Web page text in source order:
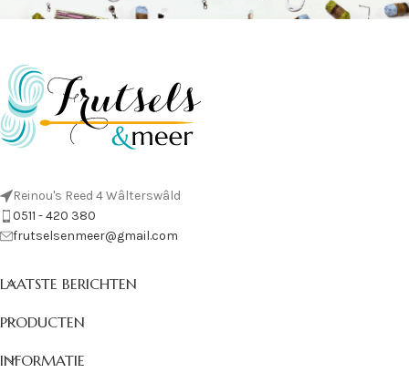
Reinou's Reed 4 Wâlterswâld
0511 - 420 380
frutselsenmeer@gmail.com
LAATSTE BERICHTEN
PRODUCTEN
INFORMATIE